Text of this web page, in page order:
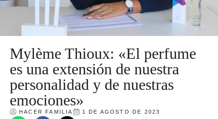
Mylème Thioux: «El perfume
es una extensión de nuestra
personalidad y de nuestras
emociones»
HACER FAMILIA 1 DE AGOSTO DE 2023